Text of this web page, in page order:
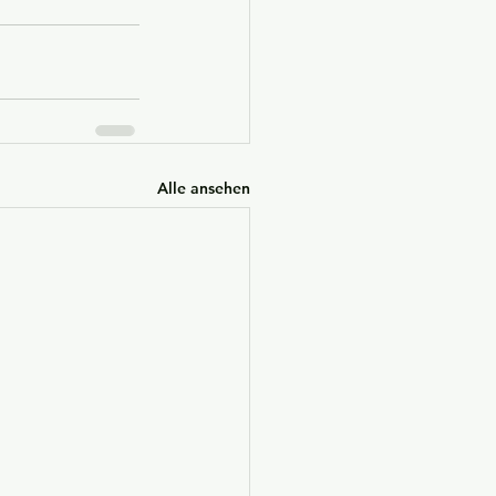
Alle ansehen